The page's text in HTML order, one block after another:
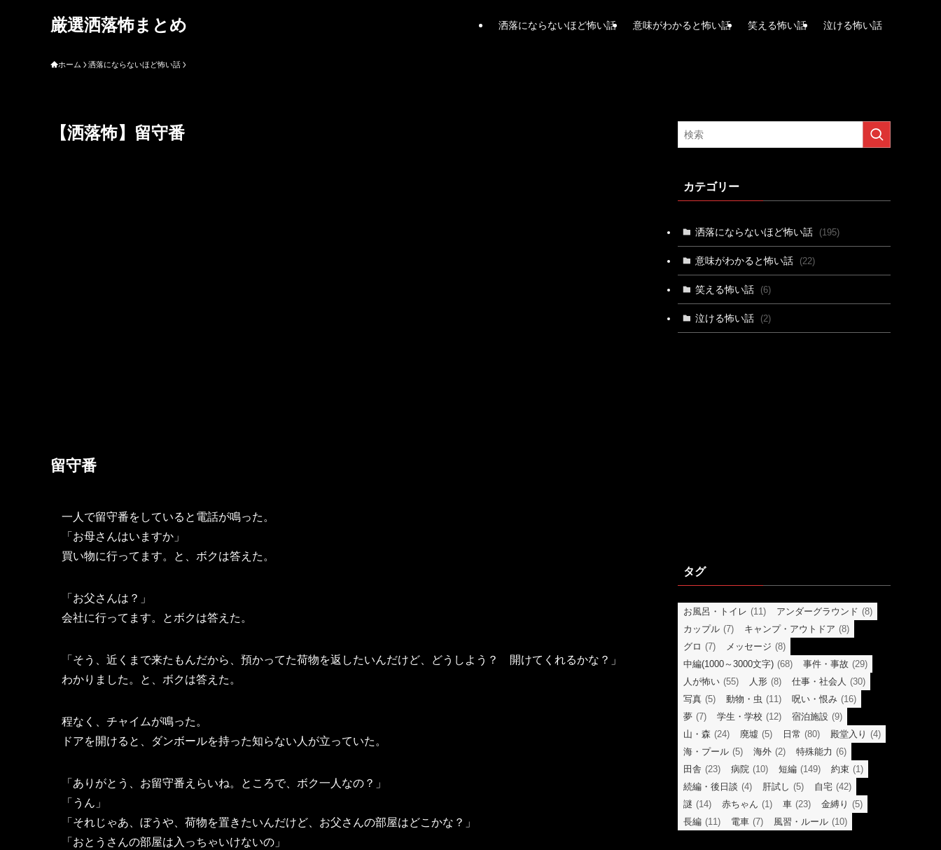
厳選洒落怖まとめ 洒落にならないほど怖い話 意味がわかると怖い話 笑える怖い話 泣ける怖い話
ホーム 洒落にならないほど怖い話
【洒落怖】留守番
留守番
一人で留守番をしていると電話が鳴った。
「お母さんはいますか」
買い物に行ってます。と、ボクは答えた。
「お父さんは？」
会社に行ってます。とボクは答えた。
「そう、近くまで来たもんだから、預かってた荷物を返したいんだけど、どうしよう？ 開けてくれるかな？」
わかりました。と、ボクは答えた。
程なく、チャイムが鳴った。
ドアを開けると、ダンボールを持った知らない人が立っていた。
「ありがとう、お留守番えらいね。ところで、ボク一人なの？」
「うん」
「それじゃあ、ぼうや、荷物を置きたいんだけど、お父さんの部屋はどこかな？」
「おとうさんの部屋は入っちゃいけないの」
カテゴリー
洒落にならないほど怖い話 (195)
意味がわかると怖い話 (22)
笑える怖い話 (6)
泣ける怖い話 (2)
タグ
お風呂・トイレ (11) アンダーグラウンド (8)
カップル (7) キャンプ・アウトドア (8)
グロ (7) メッセージ (8)
中編(1000～3000文字) (68) 事件・事故 (29)
人が怖い (55) 人形 (8) 仕事・社会人 (30)
写真 (5) 動物・虫 (11) 呪い・恨み (16)
夢 (7) 学生・学校 (12) 宿泊施設 (9)
山・森 (24) 廃墟 (5) 日常 (80) 殿堂入り (4)
海・プール (5) 海外 (2) 特殊能力 (6)
田舎 (23) 病院 (10) 短編 (149) 約束 (1)
続編・後日談 (4) 肝試し (5) 自宅 (42)
謎 (14) 赤ちゃん (1) 車 (23) 金縛り (5)
長編 (11) 電車 (7) 風習・ルール (10)